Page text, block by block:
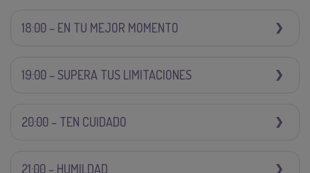
18:00 – EN TU MEJOR MOMENTO
19:00 – SUPERA TUS LIMITACIONES
20:00 – TEN CUIDADO
21:00 – HUMILDAD